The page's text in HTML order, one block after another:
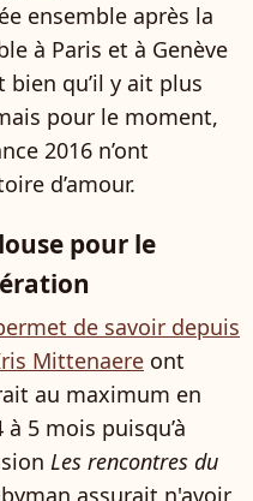
ensemble après la
à Paris et à Genève
qu’il y ait plus
pour le moment,
2016 n’ont
d’amour.
pour le
de savoir depuis
Mittenaere ont
au maximum en
5 mois puisqu’à
Les rencontres du